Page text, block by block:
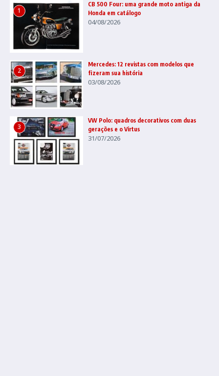
1
CB 500 Four: uma grande moto antiga da
Honda em catálogo
04/08/2026
2
Mercedes: 12 revistas com modelos que
fizeram sua história
03/08/2026
3
VW Polo: quadros decorativos com duas
gerações e o Virtus
31/07/2026